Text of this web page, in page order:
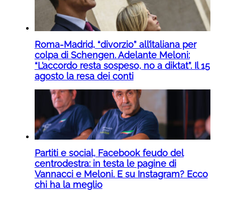
Roma-Madrid, “divorzio” all’italiana per
colpa di Schengen. Adelante Meloni:
“L’accordo resta sospeso, no a diktat”. Il 15
agosto la resa dei conti
Partiti e social, Facebook feudo del
centrodestra: in testa le pagine di
Vannacci e Meloni. E su Instagram? Ecco
chi ha la meglio